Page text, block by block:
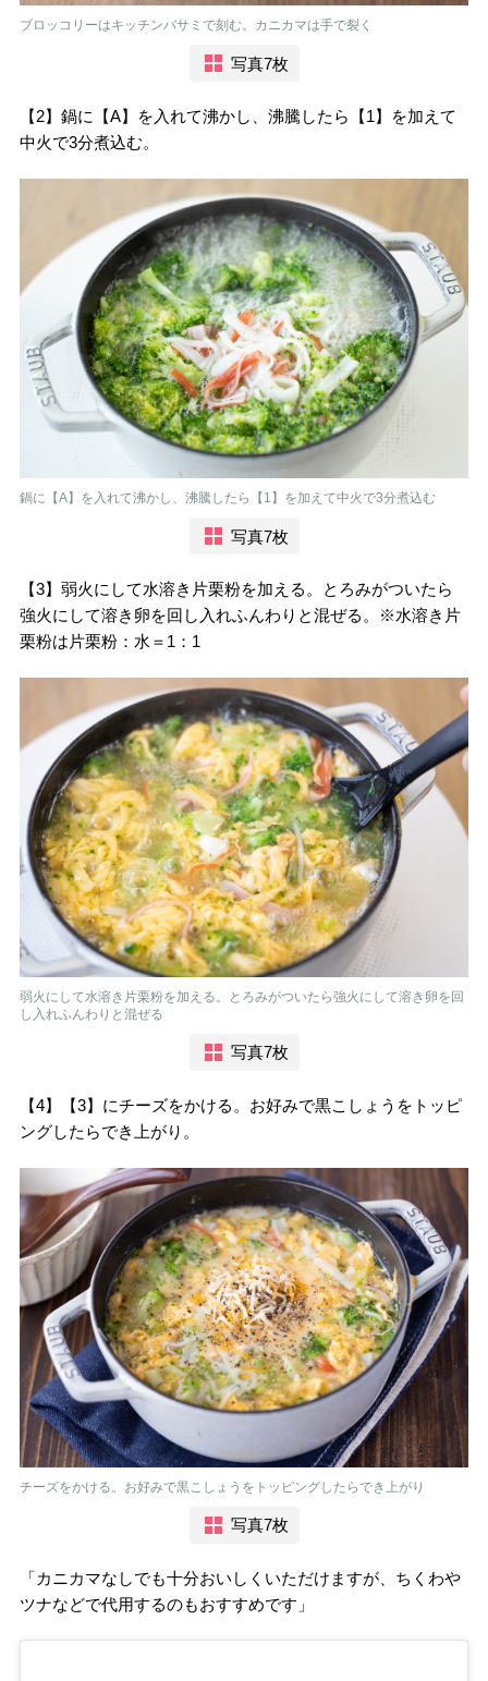
ブロッコリーはキッチンバサミで刻む。カニカマは手で裂く
写真7枚
【2】鍋に【A】を入れて沸かし、沸騰したら【1】を加えて
中火で3分煮込む。
鍋に【A】を入れて沸かし、沸騰したら【1】を加えて中火で3分煮込む
写真7枚
【3】弱火にして水溶き片栗粉を加える。とろみがついたら
強火にして溶き卵を回し入れふんわりと混ぜる。※水溶き片
栗粉は片栗粉：水＝1：1
弱火にして水溶き片栗粉を加える。とろみがついたら強火にして溶き卵を回
し入れふんわりと混ぜる
写真7枚
【4】【3】にチーズをかける。お好みで黒こしょうをトッピ
ングしたらでき上がり。
チーズをかける。お好みで黒こしょうをトッピングしたらでき上がり
写真7枚
「カニカマなしでも十分おいしくいただけますが、ちくわや
ツナなどで代用するのもおすすめです」